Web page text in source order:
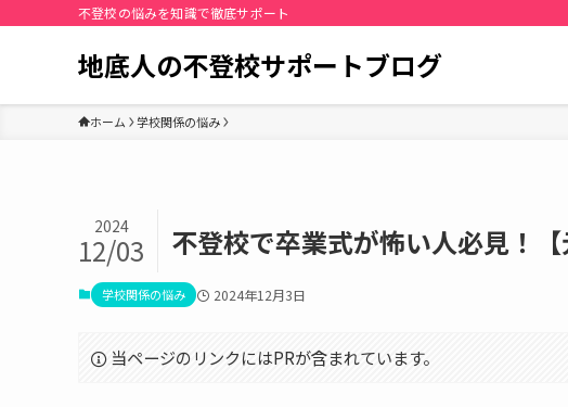
不登校の悩みを知識で徹底サポート
地底人の不登校サポートブログ
ホーム 学校関係の悩み
不登校で卒業式が怖い人必見！
2024
12/03
学校関係の悩み 2024年12月3日
当ページのリンクにはPRが含まれています。